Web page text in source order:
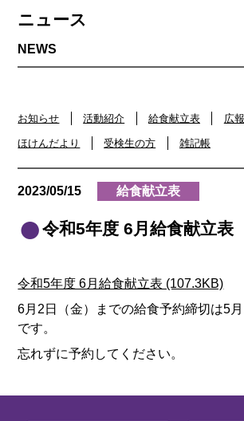
ニュース
お知らせ 活動紹介 給食献立表 広
ほけんだより 受検生の方 雑記帳
2023/05/15 給食献立表
令和5年度 6月給食献立表
令和5年度 6月給食献立表 (107.3KB)
6月2日（金）までの給食予約締切は5
です。
忘れずに予約してください。